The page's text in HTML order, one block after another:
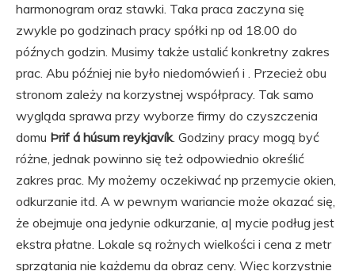
harmonogram oraz stawki. Taka praca zaczyna się
zwykle po godzinach pracy spółki np od 18.00 do
późnych godzin. Musimy także ustalić konkretny zakres
prac. Abu później nie było niedomówień i . Przecież obu
stronom zależy na korzystnej współpracy. Tak samo
wygląda sprawa przy wyborze firmy do czyszczenia
domu Þrif á húsum reykjavík. Godziny pracy mogą być
różne, jednak powinno się też odpowiednio określić
zakres prac. My możemy oczekiwać np przemycie okien,
odkurzanie itd. A w pewnym wariancie może okazać się,
że obejmuje ona jedynie odkurzanie, a| mycie podług jest
ekstra płatne. Lokale są rożnych wielkości i cena z metr
sprzątania nie każdemu da obraz ceny. Więc korzystnie